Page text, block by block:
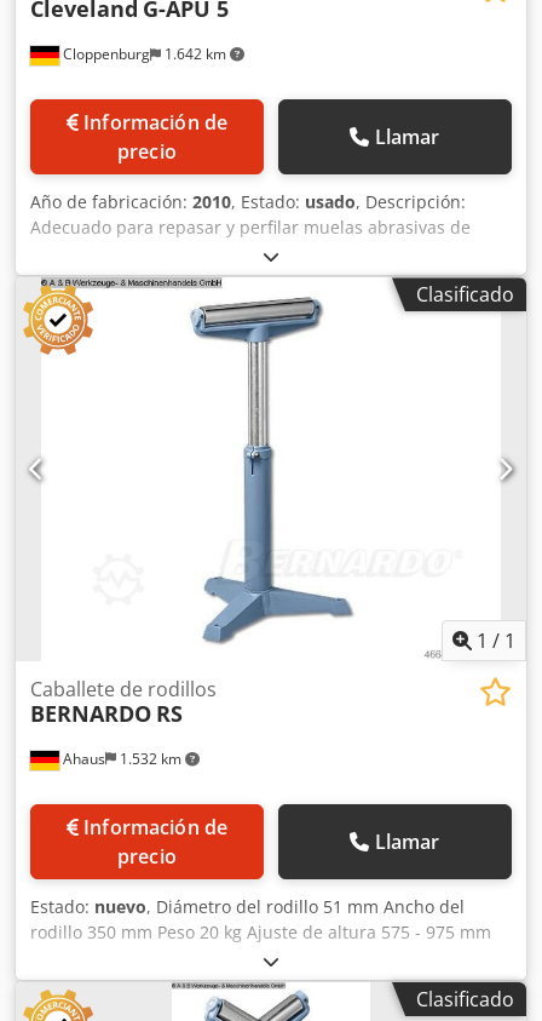
Cloppenburg 1.642 km
Cleveland G-APU 5
Información de
precio
Llamar
Año de fabricación: 2010, Estado: usado, Descripción:
Adecuado para repasar y perfilar muelas abrasivas de
diamante y CBN utilizando muelas de carburo de silicio.
Accesorios: Cubierta parcial Proyector de perfiles Ø 300
mm Dwedpfx Ahey Tl Iae Doa lubricación central
automática Pantalla digital de 3 ejes Velocidad sin
escalonamiento Sujeción hidráulica de la pieza Dispositivo
pivotante para el afilado de paquetes de muelas Diámetro
de muela: 500 mm Ancho de muela: 30 mm Peso: 850 KG
Dimensiones An x Pr x Al: 2200 x 2000 x 2100 mm color:
rojo / gris Diámetro de disco de paquete: 200 mm Ancho
del segmento del paquete: 150 mm Diámetro del proyector
Clasificado
1 / 1
Ahaus 1.532 km
Caballete de rodillos
BERNARDO RS
Información de
precio
Llamar
Estado: nuevo, Diámetro del rodillo 51 mm Ancho del
rodillo 350 mm Peso 20 kg Ajuste de altura 575 - 975 mm
Carga por brazo máx. 700 kg Equipamiento: - Superficie de
apoyo segura para la pieza de trabajo - gracias a los
rodillos de acero galvanizado macizos y de alta resistencia
Clasificado